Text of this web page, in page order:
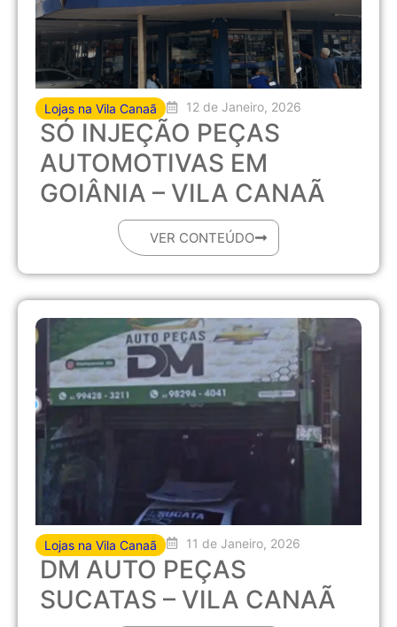
Lojas na Vila Canaã 12 de Janeiro, 2026
SÓ INJEÇÃO PEÇAS
AUTOMOTIVAS EM
GOIÂNIA – VILA CANAÃ
VER CONTEÚDO
Lojas na Vila Canaã 11 de Janeiro, 2026
DM AUTO PEÇAS
SUCATAS – VILA CANAÃ